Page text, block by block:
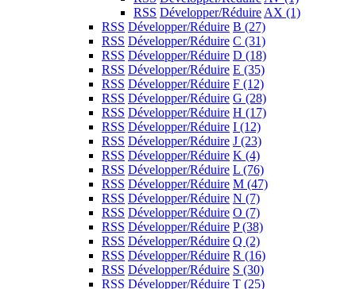
RSS Développer/Réduire AX (1)
RSS Développer/Réduire B (27)
RSS Développer/Réduire C (31)
RSS Développer/Réduire D (18)
RSS Développer/Réduire E (35)
RSS Développer/Réduire F (12)
RSS Développer/Réduire G (28)
RSS Développer/Réduire H (17)
RSS Développer/Réduire I (12)
RSS Développer/Réduire J (23)
RSS Développer/Réduire K (4)
RSS Développer/Réduire L (76)
RSS Développer/Réduire M (47)
RSS Développer/Réduire N (7)
RSS Développer/Réduire O (7)
RSS Développer/Réduire P(38)
RSS Développer/Réduire Q (2)
RSS Développer/Réduire R (16)
RSS Développer/Réduire S (30)
RSS Développer/Réduire T (25)